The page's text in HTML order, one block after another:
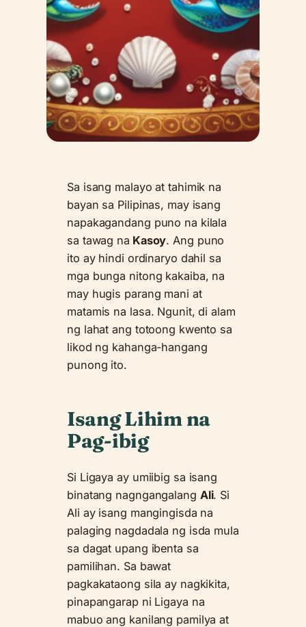
Sa isang malayo at tahimik na
bayan sa Pilipinas, may isang
napakagandang puno na kilala
sa tawag na Kasoy. Ang puno
ito ay hindi ordinaryo dahil sa
mga bunga nitong kakaiba, na
may hugis parang mani at
matamis na lasa. Ngunit, di alam
ng lahat ang totoong kwento sa
likod ng kahanga-hangang
punong ito.
Isang Lihim na
Pag-ibig
Si Ligaya ay umiibig sa isang
binatang nagngangalang Ali. Si
Ali ay isang mangingisda na
palaging nagdadala ng isda mula
sa dagat upang ibenta sa
pamilihan. Sa bawat
pagkakataong sila ay nagkikita,
pinapangarap ni Ligaya na
mabuo ang kanilang pamilya at